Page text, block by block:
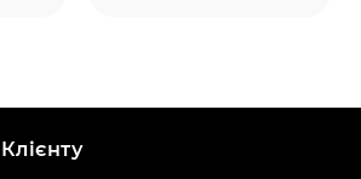
Клієнту